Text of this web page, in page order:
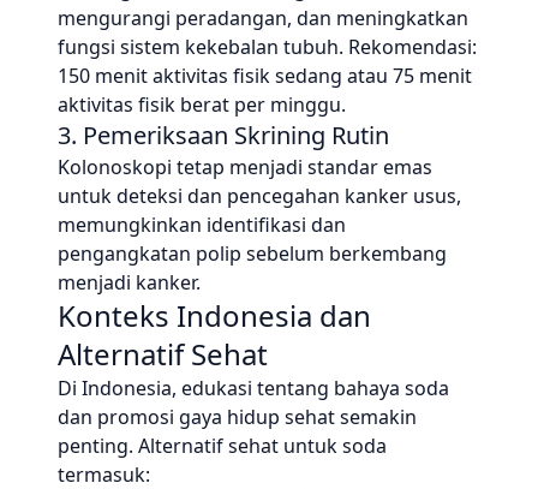
mengurangi peradangan, dan meningkatkan
fungsi sistem kekebalan tubuh. Rekomendasi:
150 menit aktivitas fisik sedang atau 75 menit
aktivitas fisik berat per minggu.
3. Pemeriksaan Skrining Rutin
Kolonoskopi tetap menjadi standar emas
untuk deteksi dan pencegahan kanker usus,
memungkinkan identifikasi dan
pengangkatan polip sebelum berkembang
menjadi kanker.
Konteks Indonesia dan
Alternatif Sehat
Di Indonesia, edukasi tentang bahaya soda
dan promosi gaya hidup sehat semakin
penting. Alternatif sehat untuk soda
termasuk: